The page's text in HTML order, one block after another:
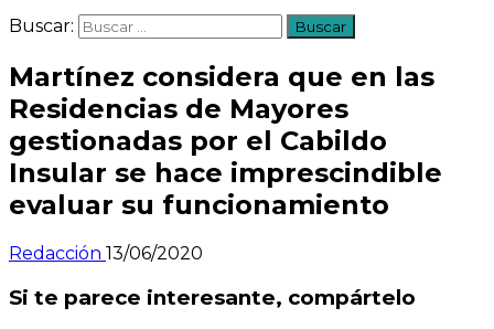
Buscar:
Martínez considera que en las
Residencias de Mayores
gestionadas por el Cabildo
Insular se hace imprescindible
evaluar su funcionamiento
Redacción 13/06/2020
Si te parece interesante, compártelo